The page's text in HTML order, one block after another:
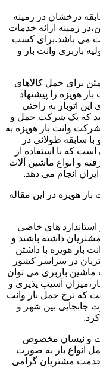
درخشان در زمینه
زمینه ارائه خدمات
می باشد.برای کسب
باربری وانت بار و
برای حمل کالاهای
هویزه را پیشنهاد
اتوبار به راحتی
که یک شرکت حمل و
وانت بار هویزه به
سابقه طولانی در
که با استفاده از
و انواع ماشین آلات
انجام می دهد.
هویزه در این مقاله
های خاصی
داشته باشند و
بار هویزه با داشتن
در سراسر کشور
ماشین باربری می توان
آسیب پذیری و
که نرخ حمل بار وانت
جابجایی بین شهر و
و نیسان مخصوص
انواع بار به صورت
خدمت مشتریان گرامی